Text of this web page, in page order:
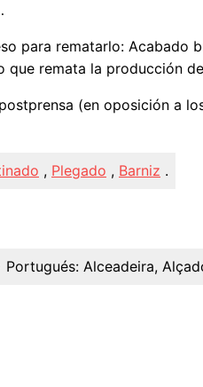
para rematarlo: Acabado
que remata la producción
(en oposición a
, Plegado , Barniz .
Portugués: Alceadeira,